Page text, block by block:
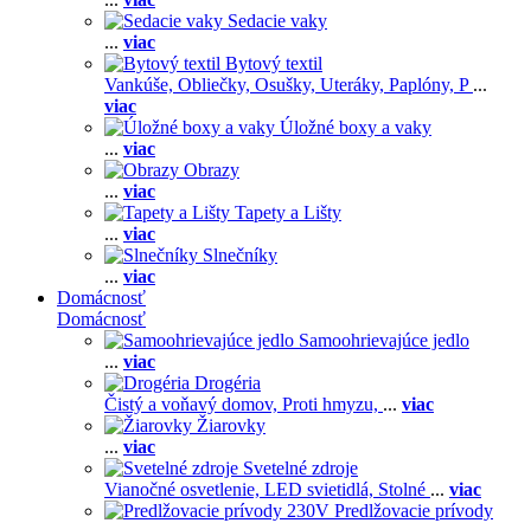
Sedacie vaky
... viac
Bytový textil
Vankúše, Obliečky, Osušky, Uteráky, Paplóny, P ...
viac
Úložné boxy a vaky
... viac
Obrazy
... viac
Tapety a Lišty
... viac
Slnečníky
... viac
Domácnosť
Domácnosť
Samoohrievajúce jedlo
... viac
Drogéria
Čistý a voňavý domov, Proti hmyzu, ... viac
Žiarovky
... viac
Svetelné zdroje
Vianočné osvetlenie, LED svietidlá, Stolné ... viac
Predlžovacie prívody